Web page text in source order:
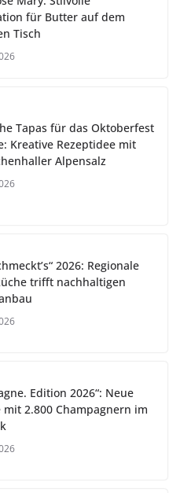
für Butter auf dem
Tisch
Tapas für das Oktoberfest
Kreative Rezeptidee mit
Alpensalz
2026: Regionale
trifft nachhaltigen
Edition 2026“: Neue
mit 2.800 Champagnern im